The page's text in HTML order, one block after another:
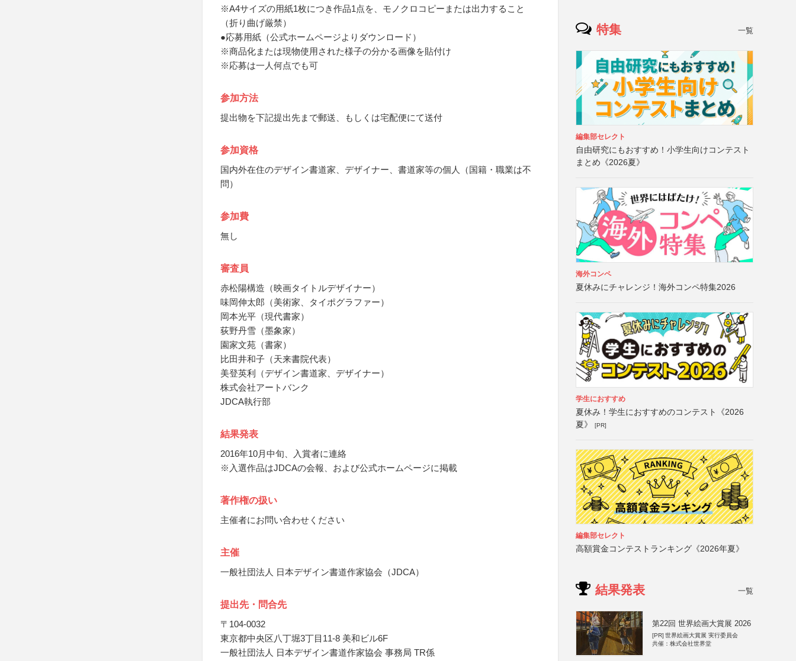
※A4サイズの用紙1枚につき作品1点を、モノクロコピーまたは出力すること
（折り曲げ厳禁）
●応募用紙（公式ホームページよりダウンロード）
※商品化または現物使用された様子の分かる画像を貼付け
※応募は一人何点でも可
参加方法
提出物を下記提出先まで郵送、もしくは宅配便にて送付
参加資格
国内外在住のデザイン書道家、デザイナー、書道家等の個人（国籍・職業は不
問）
参加費
無し
審査員
赤松陽構造（映画タイトルデザイナー）
味岡伸太郎（美術家、タイポグラファー）
岡本光平（現代書家）
荻野丹雪（墨象家）
園家文苑（書家）
比田井和子（天来書院代表）
美登英利（デザイン書道家、デザイナー）
株式会社アートバンク
JDCA執行部
結果発表
2016年10月中旬、入賞者に連絡
※入選作品はJDCAの会報、および公式ホームページに掲載
著作権の扱い
主催者にお問い合わせください
主催
一般社団法人 日本デザイン書道作家協会（JDCA）
提出先・問合先
〒104-0032
東京都中央区八丁堀3丁目11-8 美和ビル6F
一般社団法人 日本デザイン書道作家協会 事務局 TR係
特集 一覧
編集部セレクト
自由研究にもおすすめ！小学生向けコンテスト
まとめ《2026夏》
海外コンペ
夏休みにチャレンジ！海外コンペ特集2026
学生におすすめ
夏休み！学生におすすめのコンテスト《2026
夏》
[PR]
編集部セレクト
高額賞金コンテストランキング《2026年夏》
結果発表 一覧
第22回 世界絵画大賞展 2026
[PR] 世界絵画大賞展 実行委員会
共催：株式会社世界堂